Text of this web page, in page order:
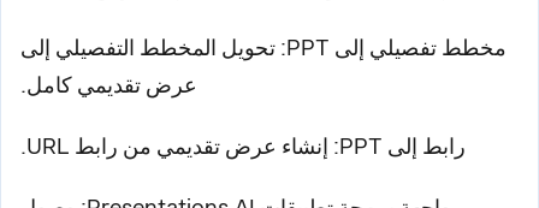
مخطط تفصيلي إلى PPT: تحويل المخطط التفصيلي إلى
عرض تقديمي كامل.
رابط إلى PPT: إنشاء عرض تقديمي من رابط URL.